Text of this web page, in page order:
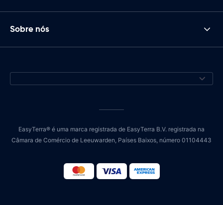
Sobre nós
EasyTerra® é uma marca registrada de EasyTerra B.V. registrada na
Câmara de Comércio de Leeuwarden, Países Baixos, número 01104443